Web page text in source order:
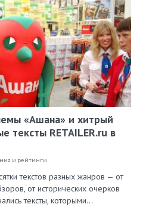
«Ашана» и хитрый
тексты RETAILER.ru в
и рейтинги
текстов разных жанров — от
от исторических очерков
тексты, которыми…